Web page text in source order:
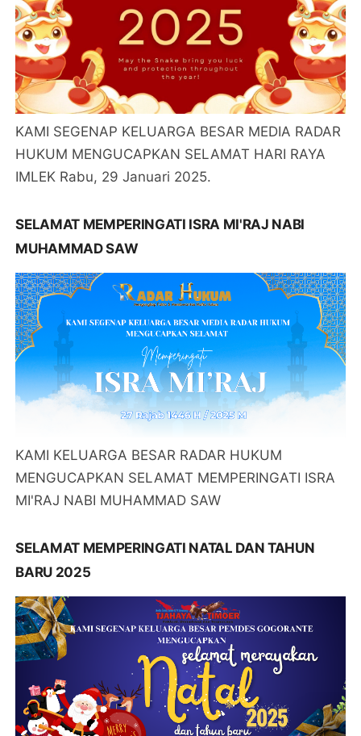
KAMI SEGENAP KELUARGA BESAR MEDIA RADAR
HUKUM MENGUCAPKAN SELAMAT HARI RAYA
IMLEK Rabu, 29 Januari 2025.
SELAMAT MEMPERINGATI ISRA MI'RAJ NABI
MUHAMMAD SAW
KAMI KELUARGA BESAR RADAR HUKUM
MENGUCAPKAN SELAMAT MEMPERINGATI ISRA
MI'RAJ NABI MUHAMMAD SAW
SELAMAT MEMPERINGATI NATAL DAN TAHUN
BARU 2025